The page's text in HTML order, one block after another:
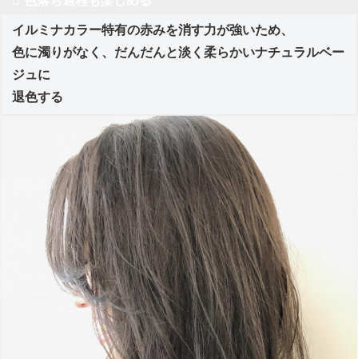
イルミナカラー特有の赤みを消す力が強いため、
色に濁りがなく、だんだんと淡く柔らかいナチュラルベー
ジュに
退色する